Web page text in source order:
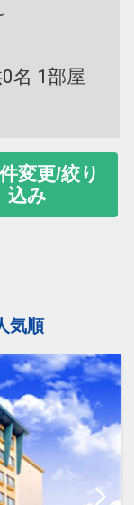
名 1部屋
変更/絞り
込み
気順